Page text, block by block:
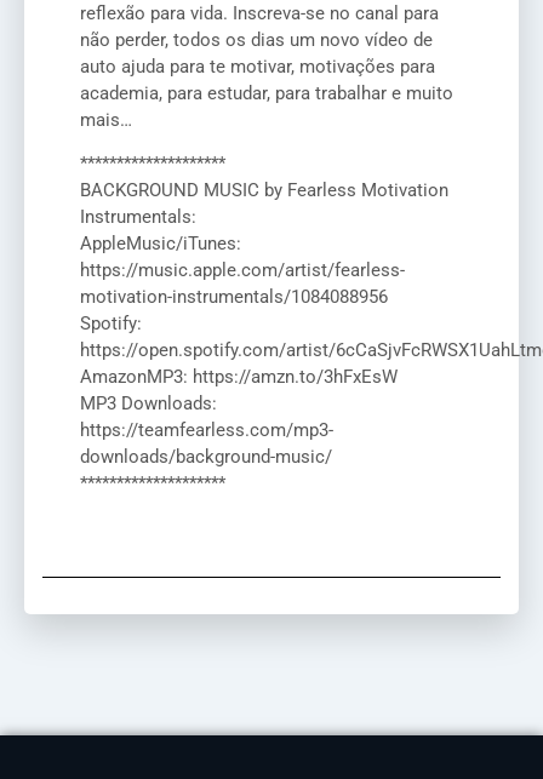
reflexão para vida. Inscreva-se no canal para
não perder, todos os dias um novo vídeo de
auto ajuda para te motivar, motivações para
academia, para estudar, para trabalhar e muito
mais…
********************
BACKGROUND MUSIC by Fearless Motivation
Instrumentals:
AppleMusic/iTunes:
https://music.apple.com/artist/fearless-
motivation-instrumentals/1084088956
Spotify:
https://open.spotify.com/artist/
AmazonMP3: https://amzn.to/3hFxEsW
MP3 Downloads:
https://teamfearless.com/mp3-
downloads/background-music/
********************